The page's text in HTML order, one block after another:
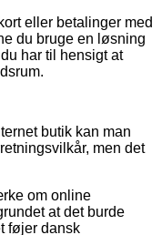
eller betalinger med
du bruge en løsning
har til hensigt at
butik kan man
men det
om online
at det burde
føjer dansk